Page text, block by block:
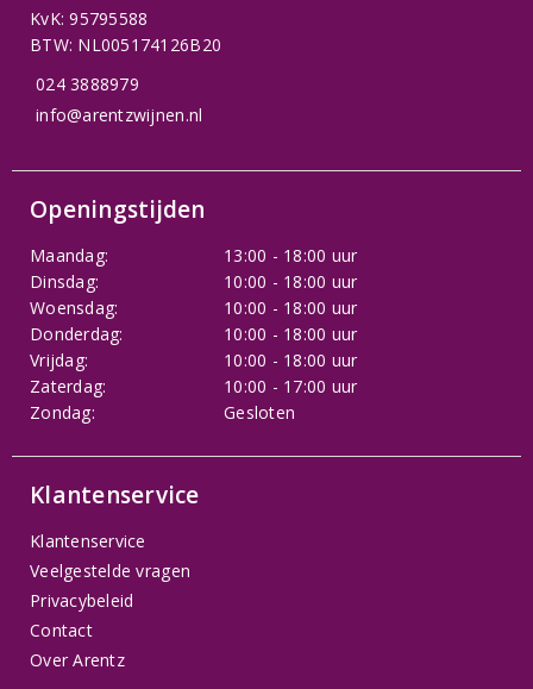
KvK: 95795588
BTW: NL005174126B20
024 3888979
info@arentzwijnen.nl
Openingstijden
Maandag:
13:00 - 18:00 uur
Dinsdag:
10:00 - 18:00 uur
Woensdag:
10:00 - 18:00 uur
Donderdag:
10:00 - 18:00 uur
Vrijdag:
10:00 - 18:00 uur
Zaterdag:
10:00 - 17:00 uur
Zondag:
Gesloten
Klantenservice
Klantenservice
Veelgestelde vragen
Privacybeleid
Contact
Over Arentz